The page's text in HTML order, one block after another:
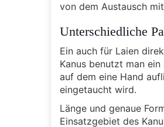
von dem Austausch
Unterschiedliche
Ein auch für Laien
Kanus benutzt man
auf dem eine Hand
eingetaucht wird.
Länge und genaue
Einsatzgebiet des